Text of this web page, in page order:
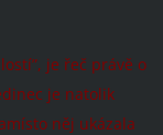
je řeč právě o
je natolik
něj ukázala